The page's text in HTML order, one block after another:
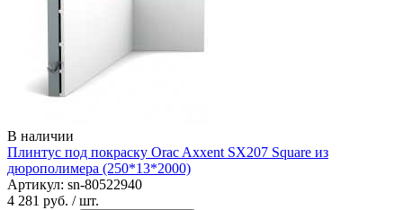
В наличии
Плинтус под покраску Orac Axxent SX207 Square из
дюрополимера (250*13*2000)
Артикул: sn-80522940
4 281 руб. / шт.